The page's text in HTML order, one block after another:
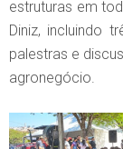
estruturas em
Diniz, incluindo
palestras e
agronegócio.